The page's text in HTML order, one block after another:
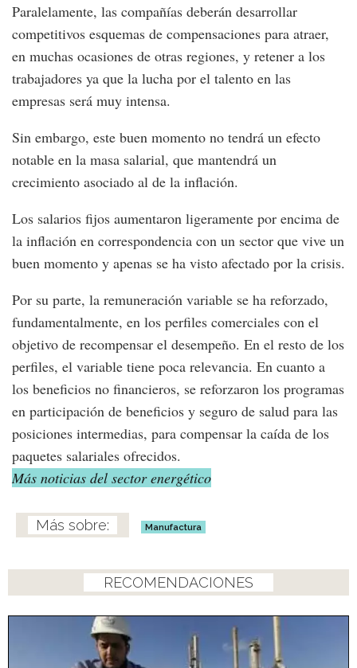
Paralelamente, las compañías deberán desarrollar
competitivos esquemas de compensaciones para atraer,
en muchas ocasiones de otras regiones, y retener a los
trabajadores ya que la lucha por el talento en las
empresas será muy intensa.
Sin embargo, este buen momento no tendrá un efecto
notable en la masa salarial, que mantendrá un
crecimiento asociado al de la inflación.
Los salarios fijos aumentaron ligeramente por encima de
la inflación en correspondencia con un sector que vive un
buen momento y apenas se ha visto afectado por la crisis.
Por su parte, la remuneración variable se ha reforzado,
fundamentalmente, en los perfiles comerciales con el
objetivo de recompensar el desempeño. En el resto de los
perfiles, el variable tiene poca relevancia. En cuanto a
los beneficios no financieros, se reforzaron los programas
en participación de beneficios y seguro de salud para las
posiciones intermedias, para compensar la caída de los
paquetes salariales ofrecidos.
Más noticias del sector energético
Manufactura
RECOMENDACIONES